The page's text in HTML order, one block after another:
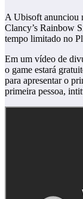
A Ubisoft anunciou
Clancy’s Rainbow
tempo limitado no
Em um vídeo de
o game estará
para apresentar o
primeira pessoa,